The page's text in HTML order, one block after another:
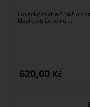
Lovecký zavírací nůž od
klasickou čepelí o ...
620,00 Kč